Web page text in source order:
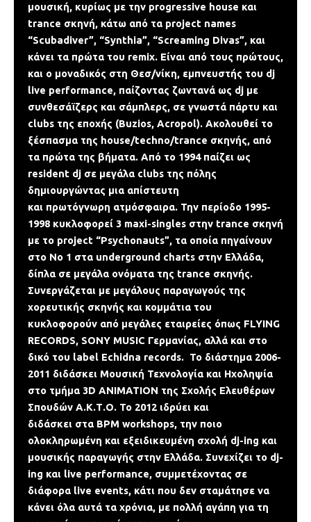
μουσική, κυρίως με την progressive house και
trance σκηνή, κάτω από τα project names
“Scubadiver”, “Synthia”, “Screaming Divas”, και
κάνει τα πρώτα του remix. Είναι από τους πρώτους,
και ο μοναδικός στη Θεσ/νίκη, εμπνευστής του dj
live performance, παίζοντας ζωντανά ως dj με
συνθεσάϊζερς και σάμπλερς, σε γνωστά πάρτυ και
clubs της εποχής (Buzios, Acropol). Ακολουθεί το
ξέσπασμα της house/techno/trance σκηνής, από
τα πρώτα της βήματα. Από το 1994 παίζει ως
resident dj σε μεγάλα clubs της πόλης
δημιουργώντας μια απίστευτη
και πρωτόγνωρη ατμόσφαιρα. Την περίοδο 1995-
1998 κυκλοφορεί 3 maxi-singles στην trance σκηνή
με το project “Psychonauts”, τα οποία πηγαίνουν
στο Νο 1 στα underground charts στην Ελλάδα,
δίπλα σε μεγάλα ονόματα της trance σκηνής.
Συνεργάζεται με μεγάλους παραγωγούς της
χορευτικής σκηνής και κομμάτια του
κυκλοφορούν από μεγάλες εταιρείες όπως FLYING
RECORDS, SONY MUSIC Γερμανίας, αλλά και στo
δικό του label Echidna records. Το διάστημα 2006-
2011 διδάσκει Μουσική Τεχνολογία και Ηχοληψία
στο τμήμα 3D ANIMATION της Σχολής Ελευθέρων
Σπουδών Α.Κ.Τ.Ο. Το 2012 ιδρύει και
διδάσκει στα BPM workshops, την ποιο
ολοκληρωμένη και εξειδικευμένη σχολή dj-ing και
μουσικής παραγωγής στην Ελλάδα. Συνεχίζει το dj-
ing και live performance, συμμετέχοντας σε
διάφορα live events, κάτι που δεν σταμάτησε να
κάνει όλα αυτά τα χρόνια, με πολλή αγάπη για τη